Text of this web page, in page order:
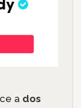
a dos